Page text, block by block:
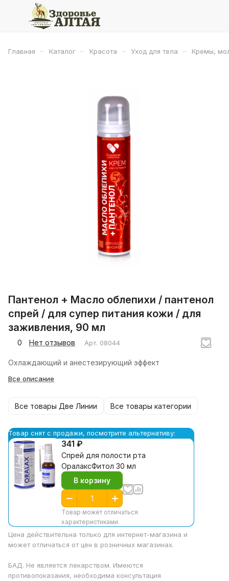
Главная – Каталог – Красота – Уход для тела – Кремы,
Пантенол + Масло облепихи / пантенол
спрей / для супер питания кожи / для
заживления, 90 мл
0 Нет отзывов Арт. 08044
Охлаждающий и анестезирующий эффект
Все описание
Все товары Две Линии Все товары категории
Товар снят с продажи, посмотрите альтернативу:
341 ₽
Спрей для полости рта
ОралаксФитол 30 мл
В корзину
Товар может отличаться
характеристиками.
Цена действительна только для интернет-магазина и
может отличаться от цен в розничных магазинах.
БАД. Не является лекарством. Имеются
противопоказания, необходима консультация